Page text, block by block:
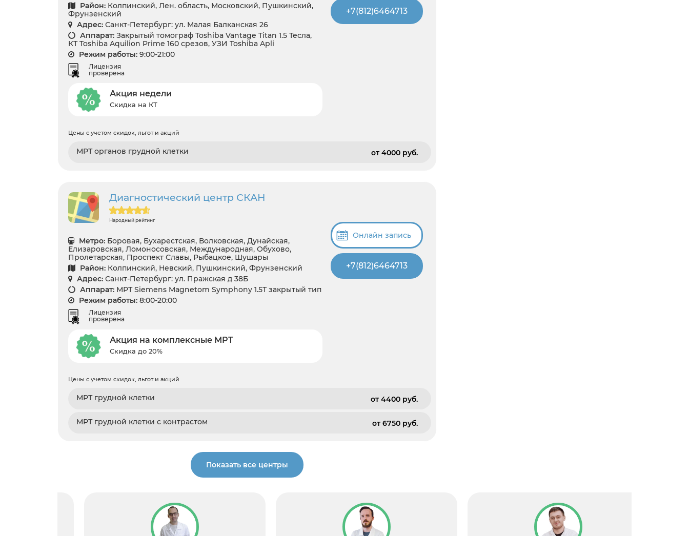
Район: Колпинский, Лен. область, Московский, Пушкинский,
Фрунзенский
Адрес: Санкт-Петербург: ул. Малая Балканская 26
Аппарат: Закрытый томограф Toshiba Vantage Titan 1.5 Тесла,
КТ Toshiba Aquilion Prime 160 срезов, УЗИ Toshiba Apli
Режим работы: 9:00-21:00
Лицензия
проверена
Акция недели
Скидка на КТ
+7(812)6464713
Цены с учетом скидок, льгот и акций
МРТ органов грудной клетки от 4000 pуб.
Диагностический центр СКАН
Народный рейтинг
Метро: Боровая, Бухарестская, Волковская, Дунайская,
Елизаровская, Ломоносовская, Международная, Обухово,
Пролетарская, Проспект Славы, Рыбацкое, Шушары
Район: Колпинский, Невский, Пушкинский, Фрунзенский
Адрес: Санкт-Петербург: ул. Пражская д 38Б
Аппарат: МРТ Siemens Magnetom Symphony 1.5T закрытый тип
Режим работы: 8:00-20:00
Лицензия
проверена
Акция на комплексные МРТ
Скидка до 20%
Онлайн запись
+7(812)6464713
Цены с учетом скидок, льгот и акций
МРТ грудной клетки от 4400 pуб.
МРТ грудной клетки с контрастом от 6750 pуб.
Показать все центры